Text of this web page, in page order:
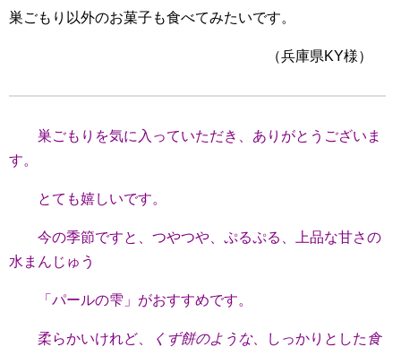
巣ごもり以外のお菓子も食べてみたいです。
（兵庫県KY様）
巣ごもりを気に入っていただき、ありがとうございま
す。
とても嬉しいです。
今の季節ですと、つやつや、ぷるぷる、上品な甘さの
水まんじゅう
「パールの雫」がおすすめです。
柔らかいけれど、 くず餅のような、しっかりとした 食